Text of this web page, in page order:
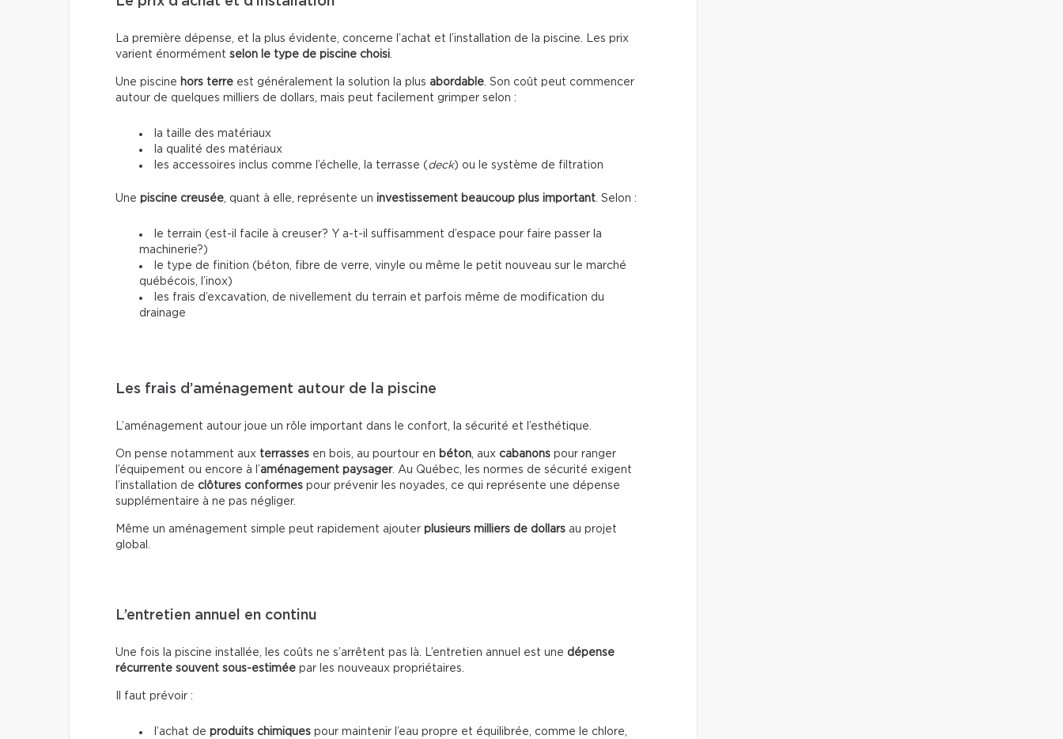
La première dépense, et la plus évidente, concerne l’achat et l’installation de la piscine. Les prix
varient énormément selon le type de piscine choisi.
Une piscine hors terre est généralement la solution la plus abordable. Son coût peut commencer
autour de quelques milliers de dollars, mais peut facilement grimper selon :
la taille des matériaux
la qualité des matériaux
les accessoires inclus comme l’échelle, la terrasse ( deck) ou le système de filtration
Une piscine creusée, quant à elle, représente un investissement beaucoup plus important. Selon :
le terrain (est-il facile à creuser? Y a-t-il suffisamment d’espace pour faire passer la
machinerie?)
le type de finition (béton, fibre de verre, vinyle ou même le petit nouveau sur le marché
québécois, l’inox)
les frais d’excavation, de nivellement du terrain et parfois même de modification du
drainage
Les frais d’aménagement autour de la piscine
L’aménagement autour joue un rôle important dans le confort, la sécurité et l’esthétique.
On pense notamment aux terrasses en bois, au pourtour en béton, aux cabanons pour ranger
l’équipement ou encore à l’aménagement paysager. Au Québec, les normes de sécurité exigent
l’installation de clôtures conformes pour prévenir les noyades, ce qui représente une dépense
supplémentaire à ne pas négliger.
Même un aménagement simple peut rapidement ajouter plusieurs milliers de dollars au projet
global.
L’entretien annuel en continu
Une fois la piscine installée, les coûts ne s’arrêtent pas là. L’entretien annuel est une dépense
récurrente souvent sous-estimée par les nouveaux propriétaires.
Il faut prévoir :
l’achat de produits chimiques pour maintenir l’eau propre et équilibrée, comme le chlore,